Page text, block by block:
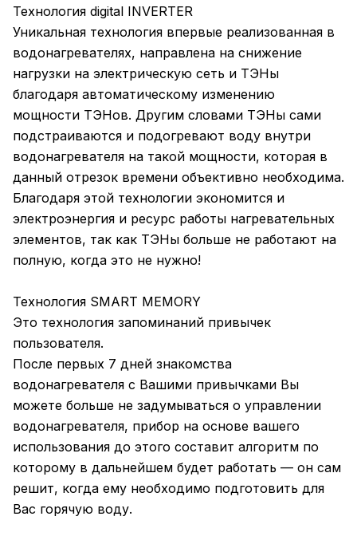
Технология digital INVERTER
Уникальная технология впервые реализованная в
водонагревателях, направлена на снижение
нагрузки на электрическую сеть и ТЭНы
благодаря автоматическому изменению
мощности ТЭНов. Другим словами ТЭНы сами
подстраиваются и подогревают воду внутри
водонагревателя на такой мощности, которая в
данный отрезок времени объективно необходима.
Благодаря этой технологии экономится и
электроэнергия и ресурс работы нагревательных
элементов, так как ТЭНы больше не работают на
полную, когда это не нужно!
Технология SMART MEMORY
Это технология запоминаний привычек
пользователя.
После первых 7 дней знакомства
водонагревателя с Вашими привычками Вы
можете больше не задумываться о управлении
водонагревателя, прибор на основе вашего
использования до этого составит алгоритм по
которому в дальнейшем будет работать — он сам
решит, когда ему необходимо подготовить для
Вас горячую воду.